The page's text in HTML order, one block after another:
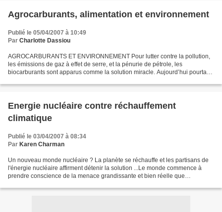
Agrocarburants, alimentation et environnement
Publié le 05/04/2007 à 10:49
Par Charlotte Dassiou
AGROCARBURANTS ET ENVIRONNEMENT Pour lutter contre la pollution,
les émissions de gaz à effet de serre, et la pénurie de pétrole, les
biocarburants sont apparus comme la solution miracle. Aujourd’hui pourtant,
Energie nucléaire contre réchauffement
climatique
Publié le 03/04/2007 à 08:34
Par Karen Charman
Un nouveau monde nucléaire ? La planète se réchauffe et les partisans de
l'énergie nucléaire affirment détenir la solution ...Le monde commence à
prendre conscience de la menace grandissante et bien réelle que